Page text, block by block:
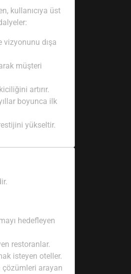
kullanıcıya üst
vizyonunu dışa
müşteri
artırır.
boyunca ilk
yükseltir.
hedefleyen
restoranlar.
isteyen oteller.
çözümleri arayan